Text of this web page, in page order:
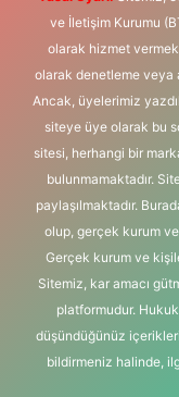
ve İletişim Kurumu
olarak hizmet
olarak denetleme veya
Ancak, üyelerimiz
siteye üye olarak bu
sitesi, herhangi bir
bulunmamaktadır.
paylaşılmaktadır.
olup, gerçek kurum ve
Gerçek kurum ve
Sitemiz, kar amacı
platformudur.
düşündüğünüz
bildirmeniz halinde,